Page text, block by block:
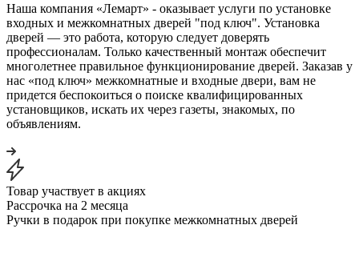
Наша компания «Лемарт» - оказывает услуги по установке
входных и межкомнатных дверей "под ключ". Установка
дверей — это работа, которую следует доверять
профессионалам. Только качественный монтаж обеспечит
многолетнее правильное функционирование дверей. Заказав у
нас «под ключ» межкомнатные и входные двери, вам не
придется беспокоиться о поиске квалифицированных
установщиков, искать их через газеты, знакомых, по
объявлениям.
Товар участвует в акциях
Рассрочка на 2 месяца
Ручки в подарок при покупке межкомнатных дверей